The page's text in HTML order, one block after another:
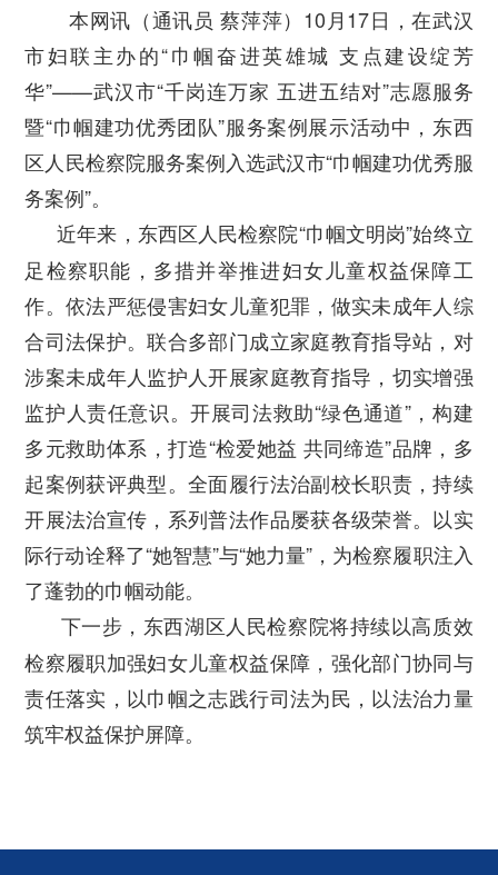
本网讯（通讯员 蔡萍萍）10月17日，在武汉
市妇联主办的“巾帼奋进英雄城 支点建设绽芳
华”——武汉市“千岗连万家 五进五结对”志愿服务
暨“巾帼建功优秀团队”服务案例展示活动中，东西
区人民检察院服务案例入选武汉市“巾帼建功优秀服
务案例”。
近年来，东西区人民检察院“巾帼文明岗”始终立
足检察职能，多措并举推进妇女儿童权益保障工
作。依法严惩侵害妇女儿童犯罪，做实未成年人综
合司法保护。联合多部门成立家庭教育指导站，对
涉案未成年人监护人开展家庭教育指导，切实增强
监护人责任意识。开展司法救助“绿色通道”，构建
多元救助体系，打造“检爱她益 共同缔造”品牌，多
起案例获评典型。全面履行法治副校长职责，持续
开展法治宣传，系列普法作品屡获各级荣誉。以实
际行动诠释了“她智慧”与“她力量”，为检察履职注入
了蓬勃的巾帼动能。
下一步，东西湖区人民检察院将持续以高质效
检察履职加强妇女儿童权益保障，强化部门协同与
责任落实，以巾帼之志践行司法为民，以法治力量
筑牢权益保护屏障。